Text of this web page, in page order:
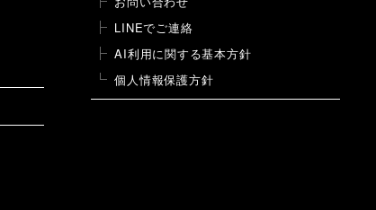
LINEでご連絡
AI利用に関する基本方針
個人情報保護方針